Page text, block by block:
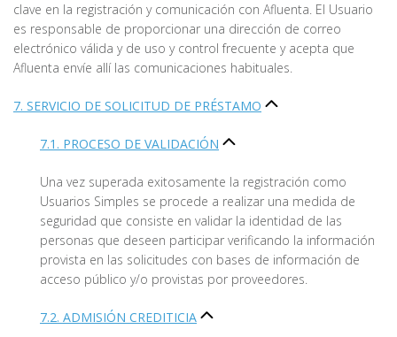
clave en la registración y comunicación con Afluenta. El Usuario
es responsable de proporcionar una dirección de correo
electrónico válida y de uso y control frecuente y acepta que
Afluenta envíe allí las comunicaciones habituales.
7. SERVICIO DE SOLICITUD DE PRÉSTAMO
7.1. PROCESO DE VALIDACIÓN
Una vez superada exitosamente la registración como
Usuarios Simples se procede a realizar una medida de
seguridad que consiste en validar la identidad de las
personas que deseen participar verificando la información
provista en las solicitudes con bases de información de
acceso público y/o provistas por proveedores.
7.2. ADMISIÓN CREDITICIA